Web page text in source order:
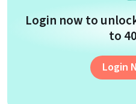
Login now to
to
Login